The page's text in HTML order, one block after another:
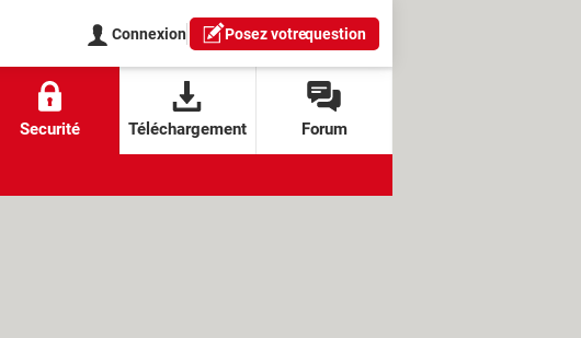
Connexion Posez votrequestion
Securité Téléchargement Forum